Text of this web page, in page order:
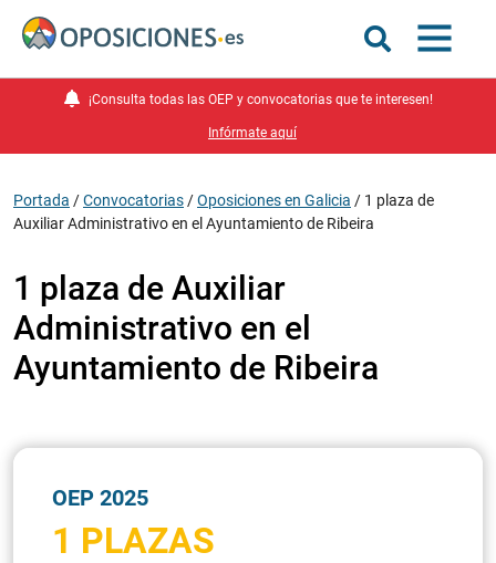
¡Consulta todas las OEP y convocatorias que te interesen!
Infórmate aquí
Portada /Convocatorias /Oposiciones en Galicia / 1 plaza de
Auxiliar Administrativo en el Ayuntamiento de Ribeira
1 plaza de Auxiliar
Administrativo en el
Ayuntamiento de Ribeira
OEP 2025
1 PLAZAS